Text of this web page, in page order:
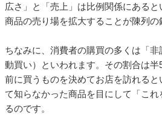
広さ」と「売上」は比例関係にある
商品の売り場を拡大することが陳列の
ちなみに、消費者の購買の多くは「
動買い）といわれます。その割合は
前に買うものを決めてお店を訪れる
て知らなかった商品を目にして「これ
るのです。